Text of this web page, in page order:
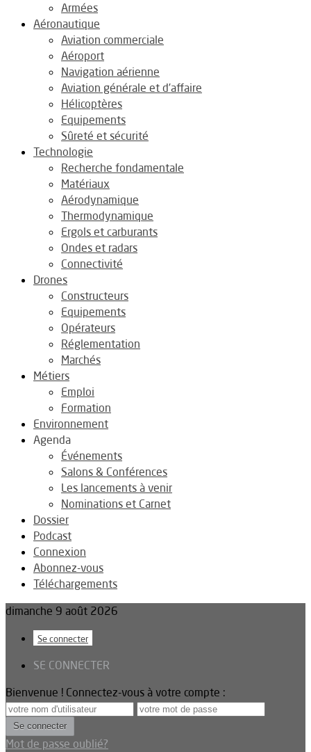
Armées
Aéronautique
Aviation commerciale
Aéroport
Navigation aérienne
Aviation générale et d’affaire
Hélicoptères
Equipements
Sûreté et sécurité
Technologie
Recherche fondamentale
Matériaux
Aérodynamique
Thermodynamique
Ergols et carburants
Ondes et radars
Connectivité
Drones
Constructeurs
Equipements
Opérateurs
Réglementation
Marchés
Métiers
Emploi
Formation
Environnement
Agenda
Événements
Salons & Conférences
Les lancements à venir
Nominations et Carnet
Dossier
Podcast
Connexion
Abonnez-vous
Téléchargements
dimanche 9 août 2026
Se connecter
SE CONNECTER
Bienvenue ! Connectez-vous à votre compte :
Mot de passe oublié?